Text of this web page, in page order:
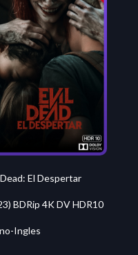
El Despertar
BDRip 4K DV HDR10
Ingles